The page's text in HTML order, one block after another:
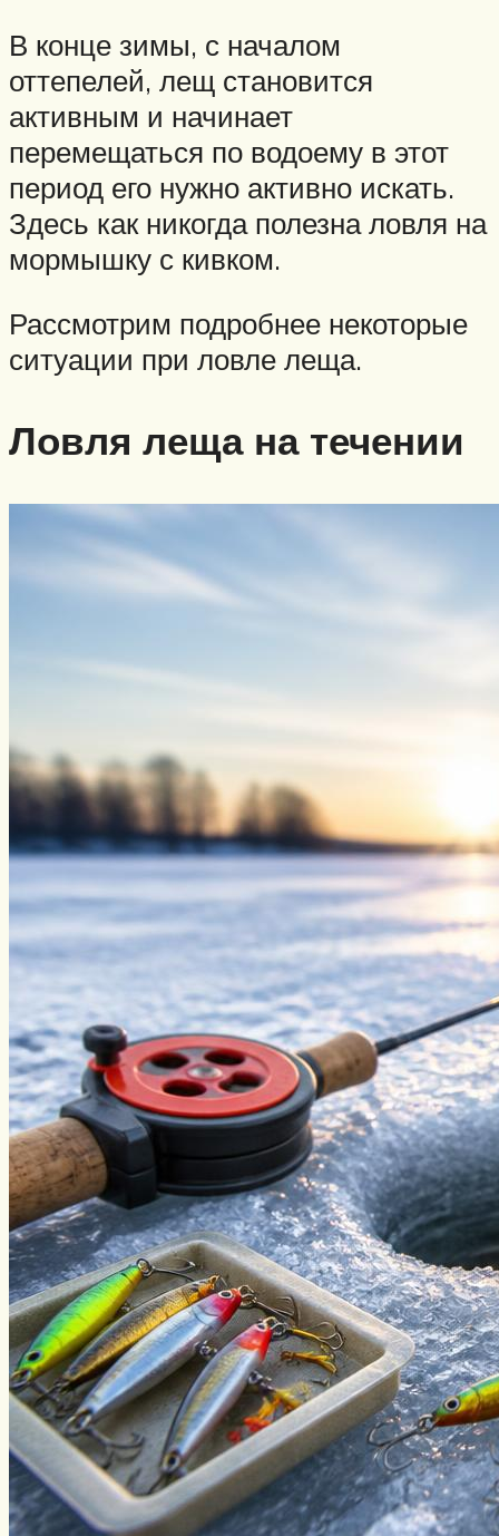
В конце зимы, с началом
оттепелей, лещ становится
активным и начинает
перемещаться по водоему в этот
период его нужно активно искать.
Здесь как никогда полезна ловля на
мормышку с кивком.
Рассмотрим подробнее некоторые
ситуации при ловле леща.
Ловля леща на течении